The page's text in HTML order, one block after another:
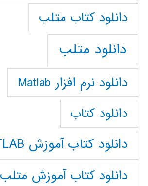
دانلود كتاب متلب
دانلود متلب
دانلود نرم افزار Matlab
دانلود کتاب
دانلود کتاب آموزش MATLAB
دانلود کتاب آموزش متلب